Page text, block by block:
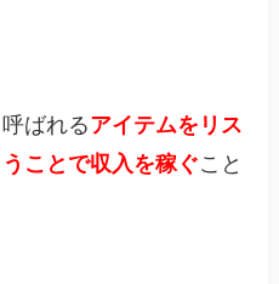
ばれるアイテムをリス
ことで収入を稼ぐこと